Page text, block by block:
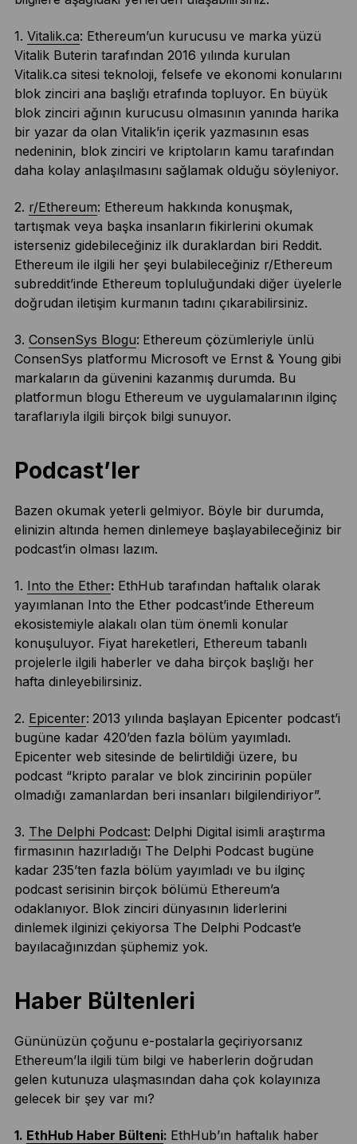
1. Vitalik.ca: Ethereum’un kurucusu ve marka yüzü
Vitalik Buterin tarafından 2016 yılında kurulan
Vitalik.ca sitesi teknoloji, felsefe ve ekonomi konularını
blok zinciri ana başlığı etrafında topluyor. En büyük
blok zinciri ağının kurucusu olmasının yanında harika
bir yazar da olan Vitalik’in içerik yazmasının esas
nedeninin, blok zinciri ve kriptoların kamu tarafından
daha kolay anlaşılmasını sağlamak olduğu söyleniyor.
2. r/Ethereum: Ethereum hakkında konuşmak,
tartışmak veya başka insanların fikirlerini okumak
isterseniz gidebileceğiniz ilk duraklardan biri Reddit.
Ethereum ile ilgili her şeyi bulabileceğiniz r/Ethereum
subreddit’inde Ethereum topluluğundaki diğer üyelerle
doğrudan iletişim kurmanın tadını çıkarabilirsiniz.
3. ConsenSys Blogu: Ethereum çözümleriyle ünlü
ConsenSys platformu Microsoft ve Ernst & Young gibi
markaların da güvenini kazanmış durumda. Bu
platformun blogu Ethereum ve uygulamalarının ilginç
taraflarıyla ilgili birçok bilgi sunuyor.
Podcast’ler
Bazen okumak yeterli gelmiyor. Böyle bir durumda,
elinizin altında hemen dinlemeye başlayabileceğiniz bir
podcast’in olması lazım.
1. Into the Ether: EthHub tarafından haftalık olarak
yayımlanan Into the Ether podcast’inde Ethereum
ekosistemiyle alakalı olan tüm önemli konular
konuşuluyor. Fiyat hareketleri, Ethereum tabanlı
projelerle ilgili haberler ve daha birçok başlığı her
hafta dinleyebilirsiniz.
2. Epicenter: 2013 yılında başlayan Epicenter podcast’i
bugüne kadar 420’den fazla bölüm yayımladı.
Epicenter web sitesinde de belirtildiği üzere, bu
podcast “kripto paralar ve blok zincirinin popüler
olmadığı zamanlardan beri insanları bilgilendiriyor”.
3. The Delphi Podcast: Delphi Digital isimli araştırma
firmasının hazırladığı The Delphi Podcast bugüne
kadar 235’ten fazla bölüm yayımladı ve bu ilginç
podcast serisinin birçok bölümü Ethereum’a
odaklanıyor. Blok zinciri dünyasının liderlerini
dinlemek ilginizi çekiyorsa The Delphi Podcast’e
bayılacağınızdan şüphemiz yok.
Haber Bültenleri
Gününüzün çoğunu e-postalarla geçiriyorsanız
Ethereum’la ilgili tüm bilgi ve haberlerin doğrudan
gelen kutunuza ulaşmasından daha çok kolayınıza
gelecek bir şey var mı?
1. EthHub Haber Bülteni: EthHub’ın haftalık haber